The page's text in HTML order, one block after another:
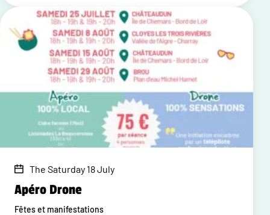
The Saturday 18 July
Apéro Drone
Fêtes et manifestations